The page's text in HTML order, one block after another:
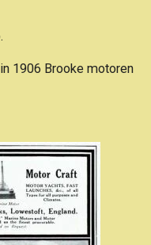
1906 Brooke motoren